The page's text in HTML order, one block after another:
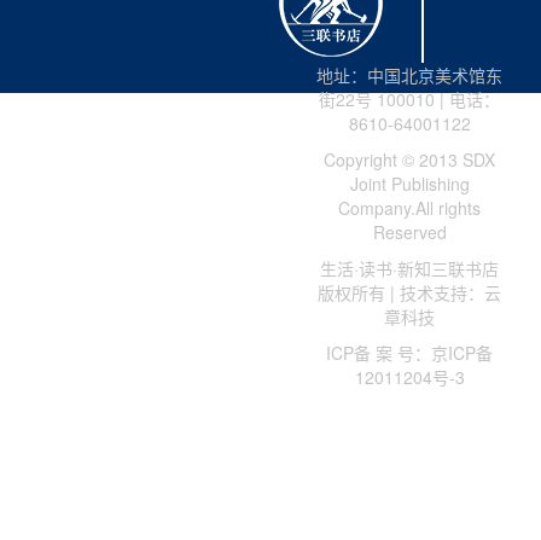
地址：中国北京美术馆东
街22号 100010 | 电话：
8610-64001122
Copyright © 2013 SDX
Joint Publishing
Company.All rights
Reserved
生活·读书·新知三联书店
版权所有 | 技术支持：云
章科技
ICP备 案 号：京ICP备
12011204号-3